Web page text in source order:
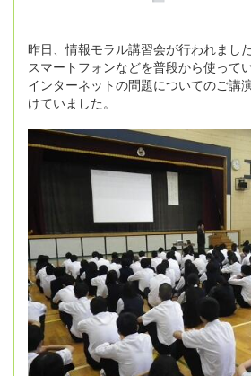
昨日、情報モラル講習会が行われました
スマートフォンなどを普段から使って
インターネットの問題についてのご講
けていました。